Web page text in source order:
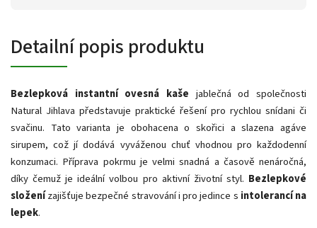
Detailní popis produktu
Bezlepková instantní ovesná kaše jablečná od společnosti
Natural Jihlava představuje praktické řešení pro rychlou snídani či
svačinu. Tato varianta je obohacena o skořici a slazena agáve
sirupem, což jí dodává vyváženou chuť vhodnou pro každodenní
konzumaci. Příprava pokrmu je velmi snadná a časově nenáročná,
díky čemuž je ideální volbou pro aktivní životní styl. Bezlepkové
složenízajišťuje bezpečné stravování i pro jedince s intolerancí na
lepek.